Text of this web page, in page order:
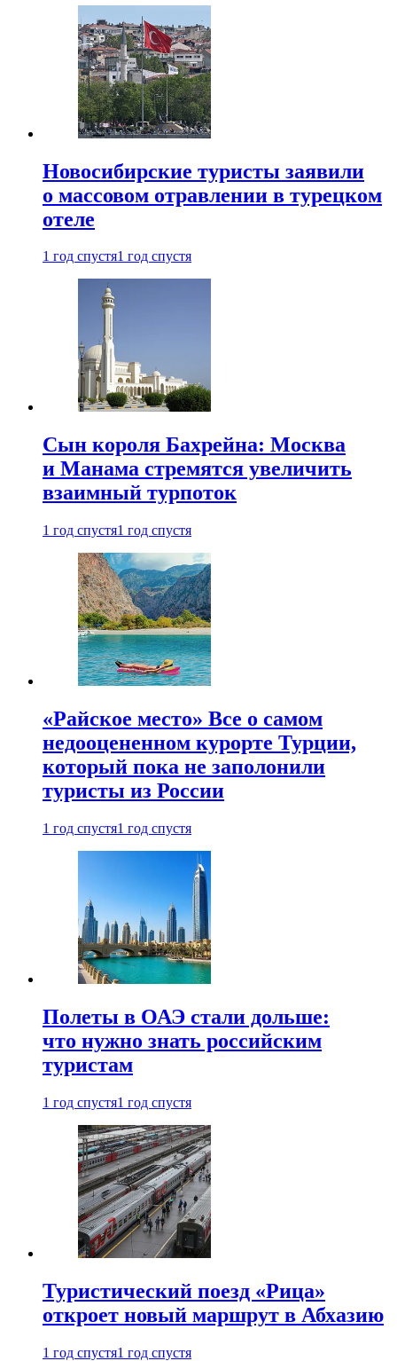
Новосибирские туристы заявили
о массовом отравлении в турецком
отеле
1 год спустя1 год спустя
Сын короля Бахрейна: Москва
и Манама стремятся увеличить
взаимный турпоток
1 год спустя1 год спустя
«Райское место» Все о самом
недооцененном курорте Турции,
который пока не заполонили
туристы из России
1 год спустя1 год спустя
Полеты в ОАЭ стали дольше:
что нужно знать российским
туристам
1 год спустя1 год спустя
Туристический поезд «Рица»
откроет новый маршрут в Абхазию
1 год спустя1 год спустя